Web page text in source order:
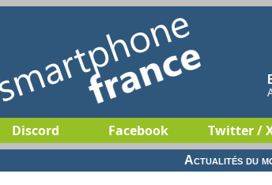
Discord Facebook Twitter /
Actualités du